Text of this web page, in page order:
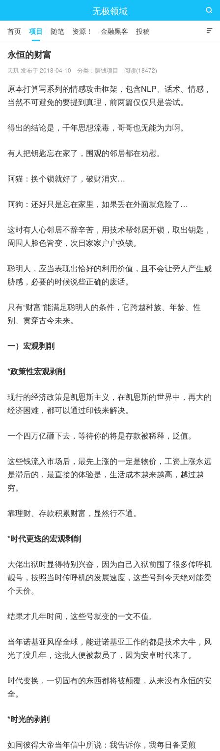
无极领域

首页 项目 随笔 资源！ 金融黑客 投稿

永恒的财富
天玑 发布于 2018-04-10 分类： 赚钱项目 阅读(18472)
原本打算写系列的情感攻击框架，包含NLP、话术、情感，
当然不可避免的要提到真理，前两篇仅仅只是尝试。
得出的结论是，千年思想流毒，哥哥也无能为力啊。
有人把钥匙忘在家了，围观的邻居都在劝慰。
阿猫：换个锁就好了，破财消灾…
阿狗：还好只是忘在家里，如果丢在外面就危险了…
这时有人心邻居不辞辛苦，用技术帮邻居开锁，取出钥匙，
周围人脸色皆变，次日家家户户换锁。
聪明人，应当表现出恰好的利用价值，且不会让旁人产生威
胁感，必要的时候说些正确的废话。
只有“财富”能满足聪明人的条件，它跨越种族、年龄、性
别、贯穿古今未来。
一）宏观剥削
*政策性宏观剥削
现行的经济政策是凯恩斯主义，在凯恩斯的世界中，再大的
经济困难，都可以通过印钱来解决。
一个四万亿砸下去，等待你的将是存款被稀释，贬值。
这些钱流入市场后，最先上涨的一定是物价，工资上涨永远
是滞后的，最直接的体验是，生活成本越来越高，越过越
穷。
靠理财、存款积累财富，显然行不通。
*时代更迭的宏观剥削
大佬出狱时显得特别兴奋，因为自己入狱前囤了很多传呼机
靓号，按照当时传呼机的发展速度，这些号到今天绝对能卖
个天价。
结果才几年时间，这些号就变的一文不值。
当年诺基亚风靡全球，能进诺基亚工作的都是技术大牛，风
光了没几年，这批人便被裁员了，因为安卓时代来了。
时代变换，一切固有的东西都将被颠覆，从来没有永恒的安
全。
*时光的剥削
如同彼得大帝当年信中所说：我告诉你，我每日备受煎